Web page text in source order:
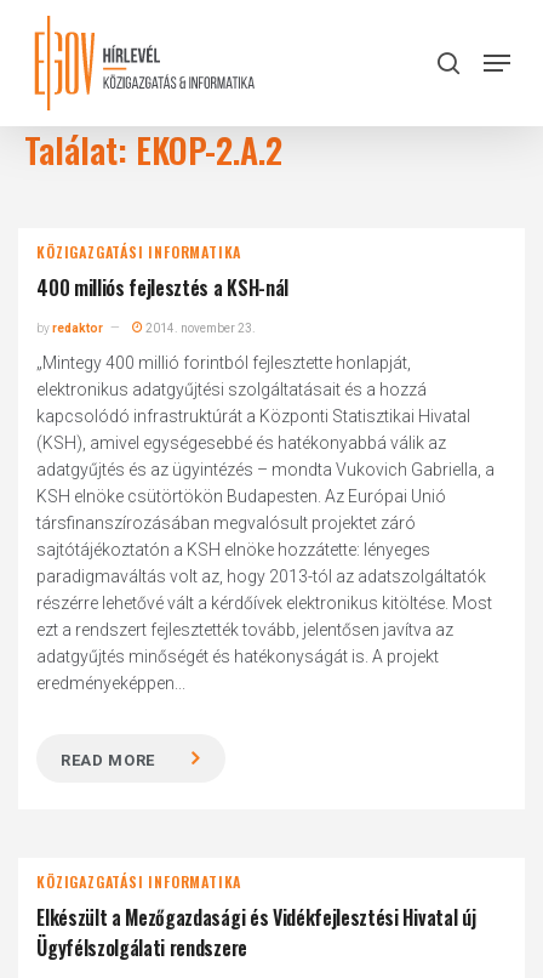
content
search
Menu
Találat: EKOP-2.A.2
KÖZIGAZGATÁSI INFORMATIKA
400 milliós fejlesztés a KSH-nál
byredaktor 2014. november 23.
„Mintegy 400 millió forintból fejlesztette honlapját,
elektronikus adatgyűjtési szolgáltatásait és a hozzá
kapcsolódó infrastruktúrát a Központi Statisztikai Hivatal
(KSH), amivel egységesebbé és hatékonyabbá válik az
adatgyűjtés és az ügyintézés – mondta Vukovich Gabriella, a
KSH elnöke csütörtökön Budapesten. Az Európai Unió
társfinanszírozásában megvalósult projektet záró
sajtótájékoztatón a KSH elnöke hozzátette: lényeges
paradigmaváltás volt az, hogy 2013-tól az adatszolgáltatók
részérre lehetővé vált a kérdőívek elektronikus kitöltése. Most
ezt a rendszert fejlesztették tovább, jelentősen javítva az
adatgyűjtés minőségét és hatékonyságát is. A projekt
eredményeképpen...
READ MORE
KÖZIGAZGATÁSI INFORMATIKA
Elkészült a Mezőgazdasági és Vidékfejlesztési Hivatal új
Ügyfélszolgálati rendszere
Close